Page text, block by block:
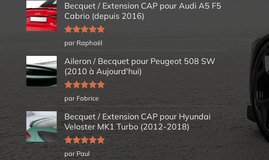
Becquet / Extension CAP pour Audi A5 F5
Cabrio (depuis 2016)
Note5sur
5
par Raphaël
Aileron / Becquet pour Peugeot 508 SW
(2010 à Aujourd'hui)
Note5sur
5
par Fabrice
Becquet / Extension CAP pour Hyundai
Veloster MK1 Turbo (2012-2018)
Note5sur
par Paul